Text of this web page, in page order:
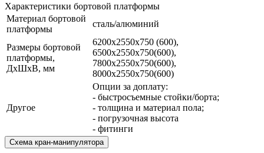
Характеристики бортовой платформы
Материал бортовой
платформы
сталь/алюминий
Размеры бортовой
платформы,
ДхШхВ, мм
6200х2550х750 (600),
6500х2550х750(600),
7800х2550х750(600),
8000х2550х750(600)
Другое
Опции за доплату:
- быстросъемные стойки/борта;
- толщина и материал пола;
- погрузочная высота
- фитинги
Схема кран-манипулятора